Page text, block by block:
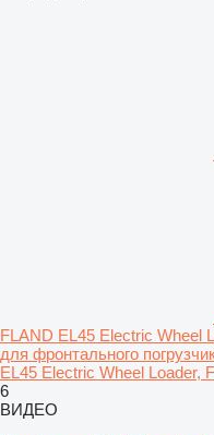
FLAND EL45 Electric Wheel
для фронтального
EL45 Electric Wheel Loader,
6
ВИДЕО